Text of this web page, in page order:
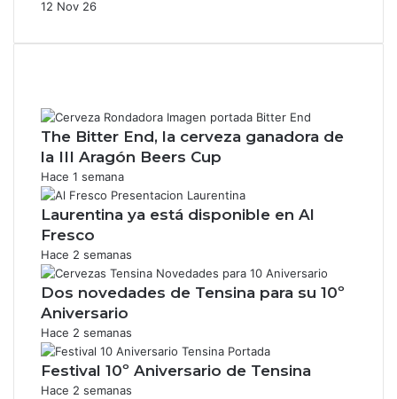
12 Nov 26
The Bitter End, la cerveza ganadora de
la III Aragón Beers Cup
Hace 1 semana
Laurentina ya está disponible en Al
Fresco
Hace 2 semanas
Dos novedades de Tensina para su 10º
Aniversario
Hace 2 semanas
Festival 10º Aniversario de Tensina
Hace 2 semanas